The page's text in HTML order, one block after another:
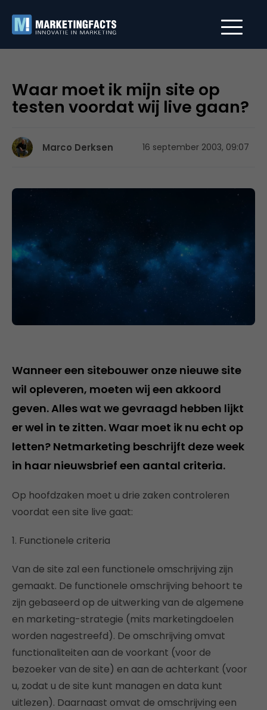
Waar moet ik mijn site op
testen voordat wij live gaan?
Marco Derksen 16 september 2003, 09:07
Wanneer een sitebouwer onze nieuwe site
wil opleveren, moeten wij een akkoord
geven. Alles wat we gevraagd hebben lijkt
er wel in te zitten. Waar moet ik nu echt op
letten? Netmarketing beschrijft deze week
in haar nieuwsbrief een aantal criteria.
Op hoofdzaken moet u drie zaken controleren
voordat een site live gaat:
1. Functionele criteria
Van de site zal een functionele omschrijving zijn
gemaakt. De functionele omschrijving behoort te
zijn gebaseerd op de uitwerking van de algemene
en marketing-strategie (mits marketingdoelen
worden nagestreefd). De omschrijving omvat
functionaliteiten aan de voorkant (voor de
bezoeker van de site) en aan de achterkant (voor
u, zodat u de site kunt managen en data kunt
uitlezen). Daarnaast omvat de omschrijving een